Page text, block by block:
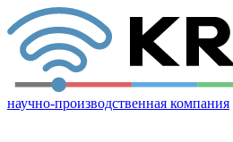
научно-производственная компания